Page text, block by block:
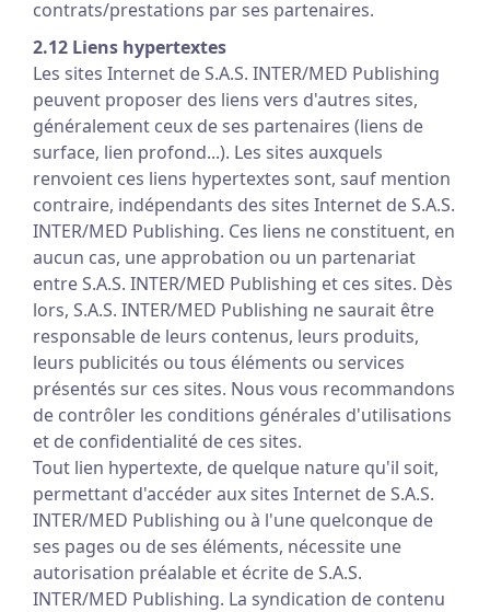
contrats/prestations par ses partenaires.
2.12 Liens hypertextes
Les sites Internet de S.A.S. INTER/MED Publishing
peuvent proposer des liens vers d'autres sites,
généralement ceux de ses partenaires (liens de
surface, lien profond...). Les sites auxquels
renvoient ces liens hypertextes sont, sauf mention
contraire, indépendants des sites Internet de S.A.S.
INTER/MED Publishing. Ces liens ne constituent, en
aucun cas, une approbation ou un partenariat
entre S.A.S. INTER/MED Publishing et ces sites. Dès
lors, S.A.S. INTER/MED Publishing ne saurait être
responsable de leurs contenus, leurs produits,
leurs publicités ou tous éléments ou services
présentés sur ces sites. Nous vous recommandons
de contrôler les conditions générales d'utilisations
et de confidentialité de ces sites.
Tout lien hypertexte, de quelque nature qu'il soit,
permettant d'accéder aux sites Internet de S.A.S.
INTER/MED Publishing ou à l'une quelconque de
ses pages ou de ses éléments, nécessite une
autorisation préalable et écrite de S.A.S.
INTER/MED Publishing. La syndication de contenu